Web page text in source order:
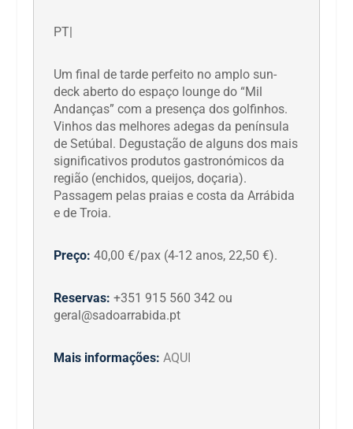
PT|
Um final de tarde perfeito no amplo sun-
deck aberto do espaço lounge do “Mil
Andanças” com a presença dos golfinhos.
Vinhos das melhores adegas da península
de Setúbal. Degustação de alguns dos mais
significativos produtos gastronómicos da
região (enchidos, queijos, doçaria).
Passagem pelas praias e costa da Arrábida
e de Troia.
Preço: 40,00 €/pax (4-12 anos, 22,50 €).
Reservas: +351 915 560 342 ou
geral@sadoarrabida.pt
Mais informações: AQUI